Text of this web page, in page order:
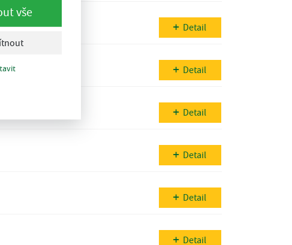
vše
Detail
Detail
Detail
Detail
Detail
Detail